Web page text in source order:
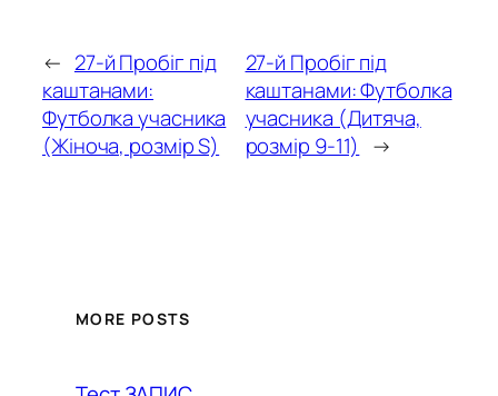
← 27-й Пробіг під
каштанами:
Футболка учасника
(Жіноча, розмір S)
27-й Пробіг під
каштанами: Футболка
учасника (Дитяча,
розмір 9-11) →
MORE POSTS